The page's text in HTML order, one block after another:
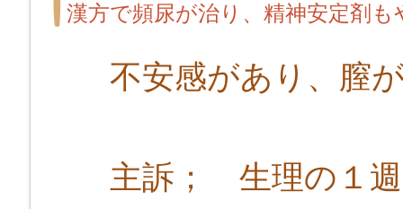
漢方で頻尿が治り、精神安定剤
不安感があり、膣
主訴； 生理の１週